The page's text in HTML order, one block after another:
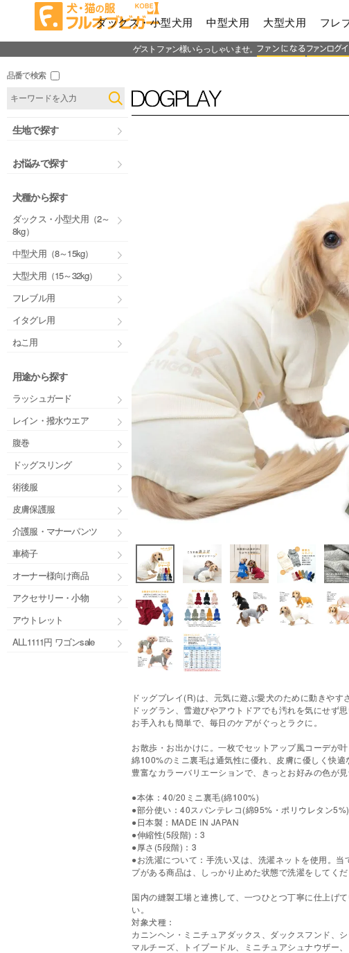
ダックス・小型犬用 中型犬用 大型犬用 フレ
ゲストファン様いらっしゃいませ。
品番で検索
生地で探す
お悩みで探す
犬種から探す
ダックス・小型犬用（2～
8kg）
中型犬用（8～15kg）
大型犬用（15～32kg）
フレブル用
イタグレ用
ねこ用
用途から探す
ラッシュガード
レイン・撥水ウエア
腹巻
ドッグスリング
術後服
皮膚保護服
介護服・マナーパンツ
車椅子
オーナー様向け商品
アクセサリー・小物
アウトレット
ALL1111円 ワゴンsale
ドッグプレイ(R)は、元気に遊ぶ愛犬のために動きや
ドッグラン、雪遊びやアウトドアでも汚れを気にせず思
お手入れも簡単で、毎日のケアがぐっとラクに。
お散歩・お出かけに。一枚でセットアップ風コーデが
綿100%のミニ裏毛は通気性に優れ、皮膚に優しく快適
豊富なカラーバリエーションで、きっとお好みの色が見
●本体：40/20ミニ裏毛(綿100%)
●部分使い：40スパンテレコ(綿95%・ポリウレタン5%)
●日本製：MADE IN JAPAN
●伸縮性(5段階)：3
●厚さ(5段階)：3
●お洗濯について：手洗い又は、洗濯ネットを使用。
プがある商品は、しっかり止めた状態で洗濯をしてくだ
国内の縫製工場と連携して、一つひとつ丁寧に仕上げ
い。
対象犬種：
カニンヘン・ミニチュアダックス、ダックスフンド、
マルチーズ、トイプードル、ミニチュアシュナウザー